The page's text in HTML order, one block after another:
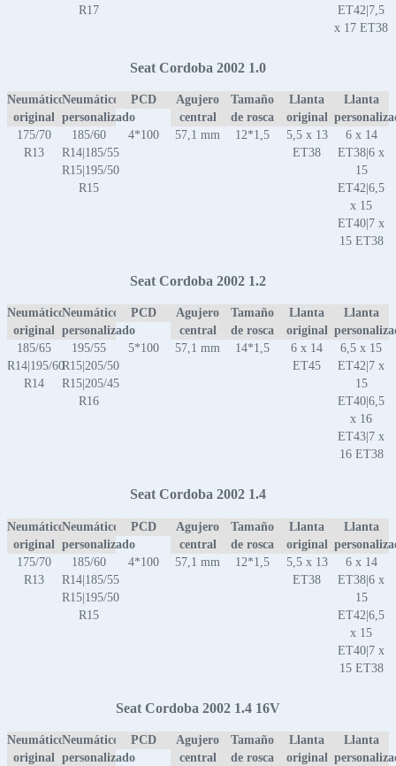
R17
ET42|7,5
x 17 ET38
Seat Cordoba 2002 1.0
Neumático
original
Neumático
personalizado
PCD
Agujero
central
Tamaño
de rosca
Llanta
original
Llanta
175/70
R13
185/60
R14|185/55
R15|195/50
R15
4*100 57,1 mm 12*1,5
5,5 x 13
ET38
6 x 14
ET38|6 x
15
ET42|6,5
x 15
ET40|7 x
15 ET38
Seat Cordoba 2002 1.2
Neumático
original
Neumático
personalizado
PCD
Agujero
central
Tamaño
de rosca
Llanta
original
Llanta
185/65
R14|195/60
R14
195/55
R15|205/50
R15|205/45
R16
5*100 57,1 mm 14*1,5
6 x 14
ET45
6,5 x 15
ET42|7 x
15
ET40|6,5
x 16
ET43|7 x
16 ET38
Seat Cordoba 2002 1.4
Neumático
original
Neumático
personalizado
PCD
Agujero
central
Tamaño
de rosca
Llanta
original
Llanta
175/70
R13
185/60
R14|185/55
R15|195/50
R15
4*100 57,1 mm 12*1,5
5,5 x 13
ET38
6 x 14
ET38|6 x
15
ET42|6,5
x 15
ET40|7 x
15 ET38
Seat Cordoba 2002 1.4 16V
Neumático
original
Neumático
personalizado
PCD
Agujero
central
Tamaño
de rosca
Llanta
original
Llanta